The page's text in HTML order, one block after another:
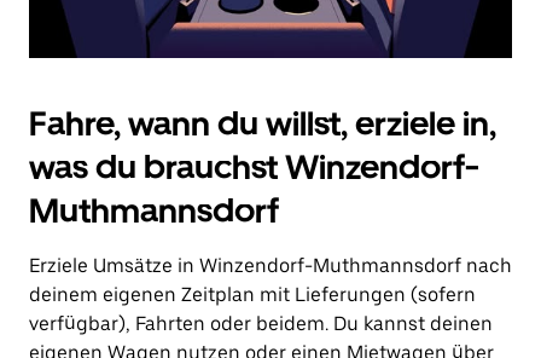
Fahre, wann du willst, erziele in,
was du brauchst Winzendorf-
Muthmannsdorf
Erziele Umsätze in Winzendorf-Muthmannsdorf nach
deinem eigenen Zeitplan mit Lieferungen (sofern
verfügbar), Fahrten oder beidem. Du kannst deinen
eigenen Wagen nutzen oder einen Mietwagen über